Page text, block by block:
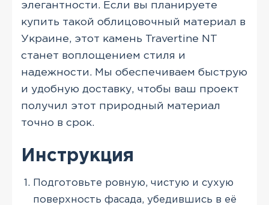
элегантности. Если вы планируете
купить такой облицовочный материал в
Украине, этот камень Travertine NT
станет воплощением стиля и
надежности. Мы обеспечиваем быструю
и удобную доставку, чтобы ваш проект
получил этот природный материал
точно в срок.
Инструкция
Подготовьте ровную, чистую и сухую
поверхность фасада, убедившись в её